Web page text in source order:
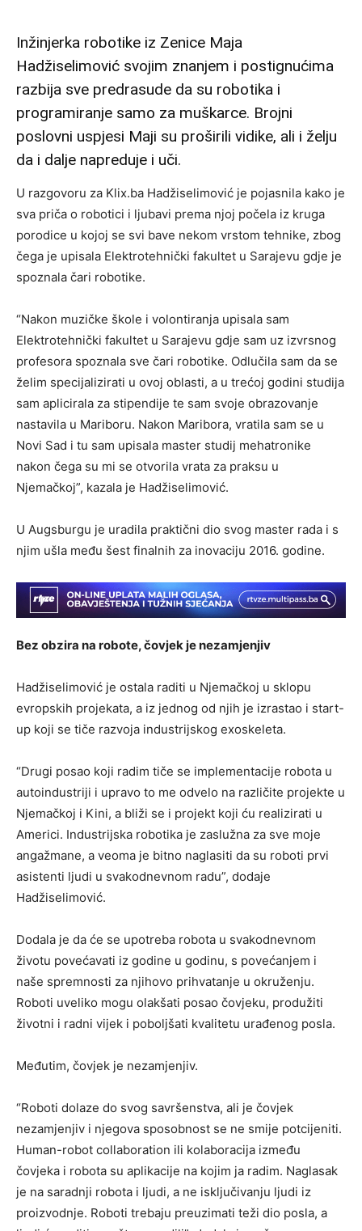
Inžinjerka robotike iz Zenice Maja
Hadžiselimović svojim znanjem i postignućima
razbija sve predrasude da su robotika i
programiranje samo za muškarce. Brojni
poslovni uspjesi Maji su proširili vidike, ali i želju
da i dalje napreduje i uči.
U razgovoru za Klix.ba Hadžiselimović je pojasnila kako je
sva priča o robotici i ljubavi prema njoj počela iz kruga
porodice u kojoj se svi bave nekom vrstom tehnike, zbog
čega je upisala Elektrotehnički fakultet u Sarajevu gdje je
spoznala čari robotike.
“Nakon muzičke škole i volontiranja upisala sam
Elektrotehnički fakultet u Sarajevu gdje sam uz izvrsnog
profesora spoznala sve čari robotike. Odlučila sam da se
želim specijalizirati u ovoj oblasti, a u trećoj godini studija
sam aplicirala za stipendije te sam svoje obrazovanje
nastavila u Mariboru. Nakon Maribora, vratila sam se u
Novi Sad i tu sam upisala master studij mehatronike
nakon čega su mi se otvorila vrata za praksu u
Njemačkoj”, kazala je Hadžiselimović.
U Augsburgu je uradila praktični dio svog master rada i s
njim ušla među šest finalnih za inovaciju 2016. godine.
Bez obzira na robote, čovjek je nezamjenjiv
Hadžiselimović je ostala raditi u Njemačkoj u sklopu
evropskih projekata, a iz jednog od njih je izrastao i start-
up koji se tiče razvoja industrijskog exoskeleta.
“Drugi posao koji radim tiče se implementacije robota u
autoindustriji i upravo to me odvelo na različite projekte u
Njemačkoj i Kini, a bliži se i projekt koji ću realizirati u
Americi. Industrijska robotika je zaslužna za sve moje
angažmane, a veoma je bitno naglasiti da su roboti prvi
asistenti ljudi u svakodnevnom radu”, dodaje
Hadžiselimović.
Dodala je da će se upotreba robota u svakodnevnom
životu povećavati iz godine u godinu, s povećanjem i
naše spremnosti za njihovo prihvatanje u okruženju.
Roboti uveliko mogu olakšati posao čovjeku, produžiti
životni i radni vijek i poboljšati kvalitetu urađenog posla.
Međutim, čovjek je nezamjenjiv.
“Roboti dolaze do svog savršenstva, ali je čovjek
nezamjenjiv i njegova sposobnost se ne smije potcijeniti.
Human-robot collaboration ili kolaboracija između
čovjeka i robota su aplikacije na kojim ja radim. Naglasak
je na saradnji robota i ljudi, a ne isključivanju ljudi iz
proizvodnje. Roboti trebaju preuzimati teži dio posla, a